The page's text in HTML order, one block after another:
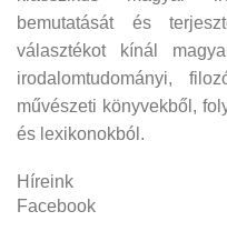
bemutatását és
választékot kínál
irodalomtudományi,
művészeti könyvekből,
és lexikonokból.
Híreink
Facebook